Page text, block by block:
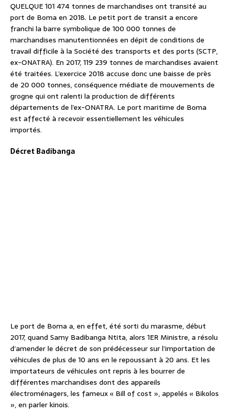
QUELQUE 101 474 tonnes de marchandises ont transité au
port de Boma en 2018. Le petit port de transit a encore
franchi la barre symbolique de 100 000 tonnes de
marchandises manutentionnées en dépit de conditions de
travail difficile à la Société des transports et des ports (SCTP,
ex-ONATRA). En 2017, 119 239 tonnes de marchandises avaient
été traitées. L’exercice 2018 accuse donc une baisse de près
de 20 000 tonnes, conséquence médiate de mouvements de
grogne qui ont ralenti la production de différents
départements de l’ex-ONATRA. Le port maritime de Boma
est affecté à recevoir essentiellement les véhicules
importés.
Décret Badibanga
Le port de Boma a, en effet, été sorti du marasme, début
2017, quand Samy Badibanga Ntita, alors 1ER Ministre, a résolu
d’amender le décret de son prédécesseur sur l’importation de
véhicules de plus de 10 ans en le repoussant à 20 ans. Et les
importateurs de véhicules ont repris à les bourrer de
différentes marchandises dont des appareils
électroménagers, les fameux « Bill of cost », appelés « Bikolos
», en parler kinois.